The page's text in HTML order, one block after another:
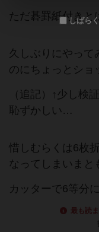
ただ碁罫紙付きと
久しぶりにやって
のにちょっとショ
（追記）↑少し検
恥ずかしい…
惜しむらくは6枚
なってしまいまと
カッターで6等分
最も読
しばら